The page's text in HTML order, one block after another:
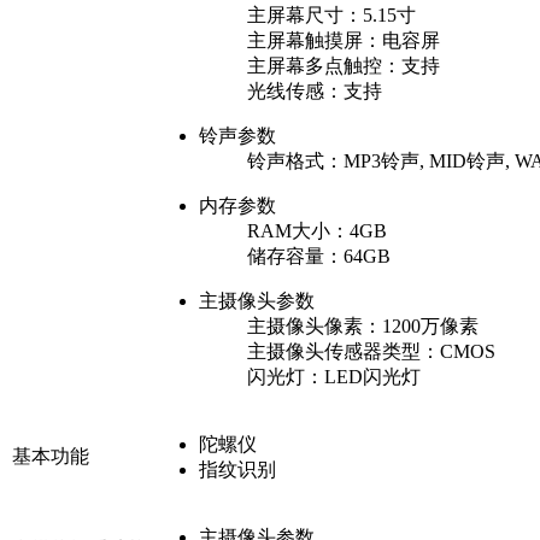
主屏幕尺寸： 5.15寸
主屏幕触摸屏： 电容屏
主屏幕多点触控： 支持
光线传感： 支持
铃声参数
铃声格式： MP3铃声, MID铃声,
内存参数
RAM大小： 4GB
储存容量： 64GB
主摄像头参数
主摄像头像素： 1200万像素
主摄像头传感器类型： CMOS
闪光灯： LED闪光灯
基本功能
陀螺仪
指纹识别